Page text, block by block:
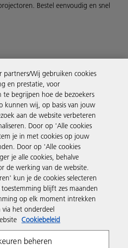
Bestel eenvoudig en snel
partners/Wij gebruiken cookies
en prestatie, voor
te begrijpen hoe de bezoekers
kunnen wij, op basis van jouw
aan de website verbeteren
Door op 'Alle cookies
je in met cookies op jouw
Door op 'Alle cookies
je alle cookies, behalve
de werking van de website.
kun je de cookies selecteren
blijft zes maanden
op elk moment intrekken
het onderdeel
Cookiebeleid
beheren